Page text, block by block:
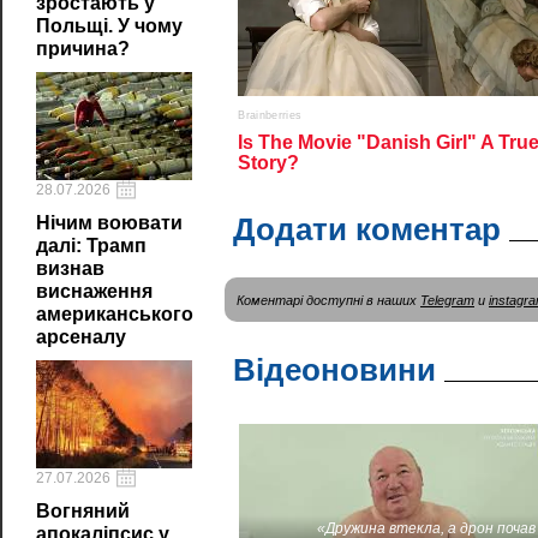
Польщі. У чому
причина?
28.07.2026
Нічим воювати
далі: Трамп
визнав
виснаження
американського
арсеналу
27.07.2026
Вогняний
апокаліпсис у
Додати коментар
Коментарі доступні в наших Telegram и
Відеоновини
«Дружина втекла, а дрон почав